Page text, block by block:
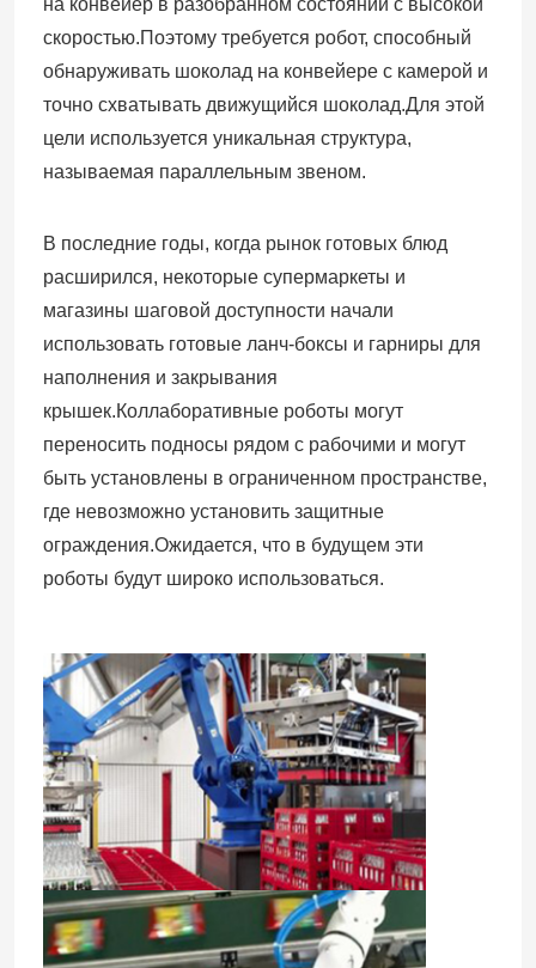
на конвейер в разобранном состоянии с высокой
скоростью.Поэтому требуется робот, способный
обнаруживать шоколад на конвейере с камерой и
точно схватывать движущийся шоколад.Для этой
цели используется уникальная структура,
называемая параллельным звеном.
В последние годы, когда рынок готовых блюд
расширился, некоторые супермаркеты и
магазины шаговой доступности начали
использовать готовые ланч-боксы и гарниры для
наполнения и закрывания
крышек.Коллаборативные роботы могут
переносить подносы рядом с рабочими и могут
быть установлены в ограниченном пространстве,
где невозможно установить защитные
ограждения.Ожидается, что в будущем эти
роботы будут широко использоваться.